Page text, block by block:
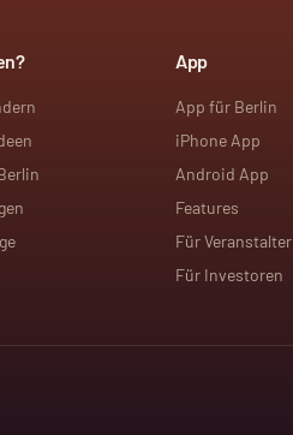
App
App für Berlin
iPhone App
Android App
Features
Für Veranstalter
Für Investoren